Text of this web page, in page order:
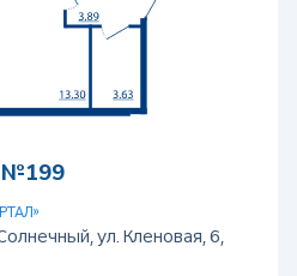
№199
ул. Кленовая, 6,